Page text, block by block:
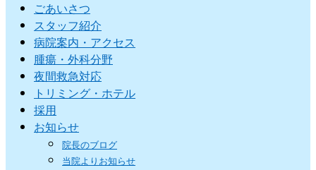
ごあいさつ
スタッフ紹介
病院案内・アクセス
腫瘍・外科分野
夜間救急対応
トリミング・ホテル
採用
お知らせ
院長のブログ
当院よりお知らせ